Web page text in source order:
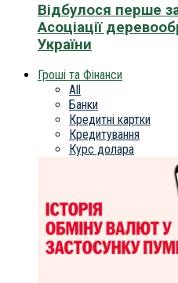
Відбулося перше
Асоціації
України
Гроші та Фінанси
All
Банки
Кредитні картки
Кредитування
Курс долара